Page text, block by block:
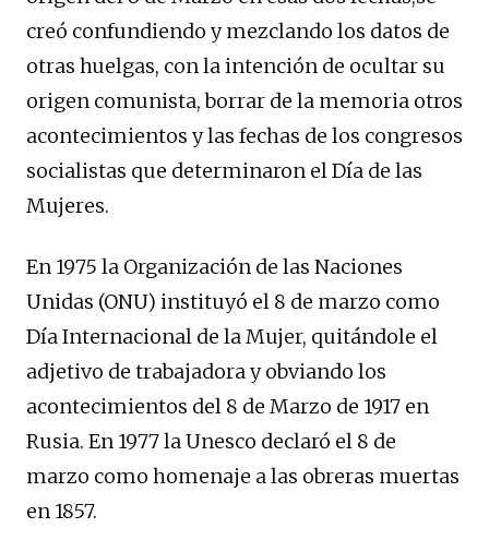
creó confundiendo y mezclando los datos de
otras huelgas, con la intención de ocultar su
origen comunista, borrar de la memoria otros
acontecimientos y las fechas de los congresos
socialistas que determinaron el Día de las
Mujeres.
En 1975 la Organización de las Naciones
Unidas (ONU) instituyó el 8 de marzo como
Día Internacional de la Mujer, quitándole el
adjetivo de trabajadora y obviando los
acontecimientos del 8 de Marzo de 1917 en
Rusia. En 1977 la Unesco declaró el 8 de
marzo como homenaje a las obreras muertas
en 1857.